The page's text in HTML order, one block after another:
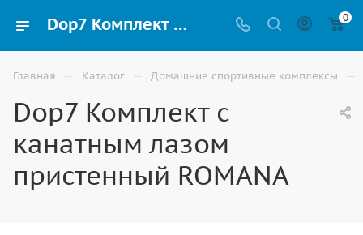
Dop7 Комплект с канатным лазом пристенный ROMANA купить для шведских стенок и домашних спортивных комплексов в Элисте 0
Главная — Каталог — Домашние спортивные комплексы —
Dop7 Комплект с
канатным лазом
пристенный ROMANA